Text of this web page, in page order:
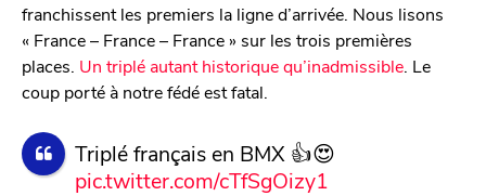
franchissent les premiers la ligne d’arrivée. Nous lisons
« France – France – France » sur les trois premières
places. Un triplé autant historique qu’inadmissible . Le
coup porté à notre fédé est fatal.
Triplé français en BMX 👍😍
pic.twitter.com/cTfSgOizy1